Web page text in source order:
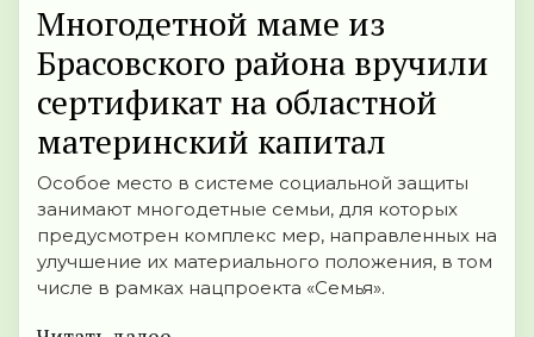
Многодетной маме из
Брасовского района вручили
сертификат на областной
материнский капитал
Особое место в системе социальной защиты
занимают многодетные семьи, для которых
предусмотрен комплекс мер, направленных на
улучшение их материального положения, в том
числе в рамках нацпроекта «Семья».